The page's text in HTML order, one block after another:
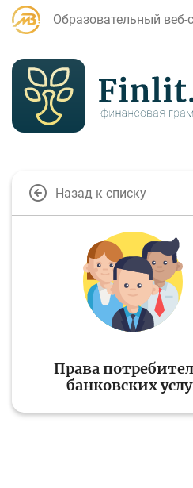
Образовательный
Для банковских
агентов
Кредит
Финансовый
Назад к списку
Права
банковских